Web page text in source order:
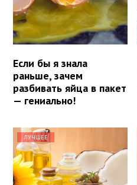
Если бы я знала
раньше, зачем
разбивать яйца в пакет
— гениально!
ЛУЧШЕЕ